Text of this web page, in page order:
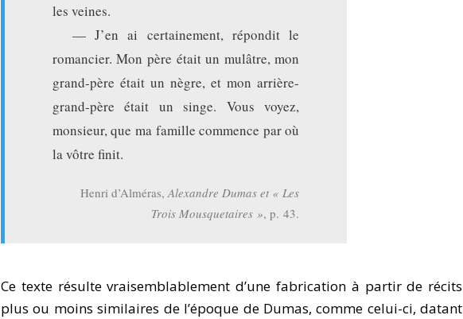
les veines.
— J’en ai certainement, répondit le
romancier. Mon père était un mulâtre, mon
grand-père était un nègre, et mon arrière-
grand-père était un singe. Vous voyez,
monsieur, que ma famille commence par où
la vôtre finit.
Henri d’Alméras,Alexandre Dumas et « Les
Trois Mousquetaires », p. 43.
Ce texte résulte vraisemblablement d’une fabrication à partir de récits
plus ou moins similaires de l’époque de Dumas, comme celui-ci, datant